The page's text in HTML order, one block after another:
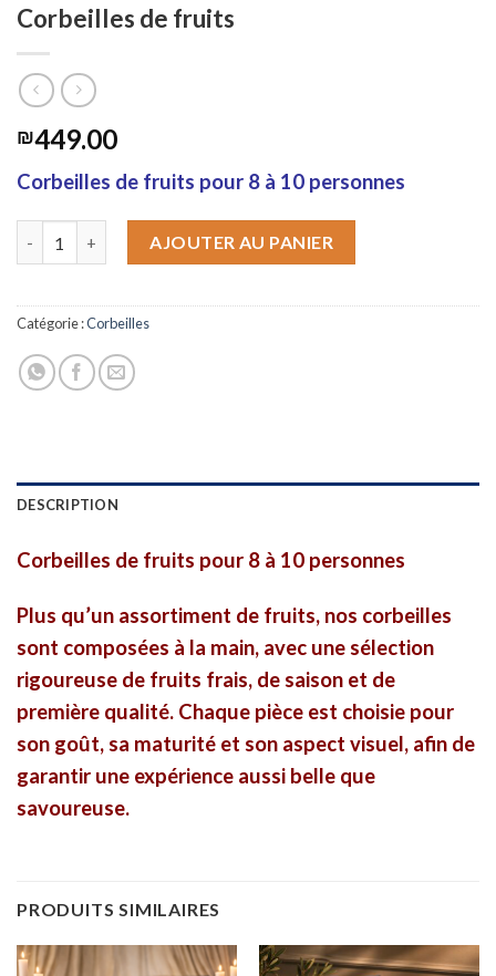
Corbeilles de fruits
₪449.00
Corbeilles de fruits pour 8 à 10 personnes
AJOUTER AU PANIER
Catégorie :Corbeilles
DESCRIPTION
Corbeilles de fruits pour 8 à 10 personnes
Plus qu’un assortiment de fruits, nos corbeilles
sont composées à la main, avec une sélection
rigoureuse de fruits frais, de saison et de
première qualité. Chaque pièce est choisie pour
son goût, sa maturité et son aspect visuel, afin de
garantir une expérience aussi belle que
savoureuse.
PRODUITS SIMILAIRES